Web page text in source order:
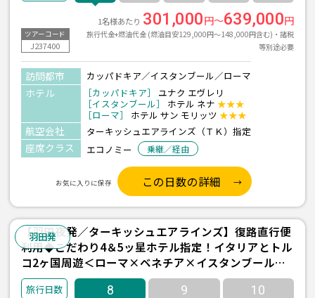
ツアーコード
J237400
1名様あたり 301,000円～639,000円
旅行代金+燃油代金 (燃油目安129,000円～148,000円含む)・諸税
等別途必要
訪問都市 カッパドキア／イスタンブール／ローマ
ホテル ［カッパドキア］
ユナク エヴレリ
［イスタンブール］
ホテル ネナ ★★★
［ローマ］
ホテル サン モリッツ ★★★
航空会社 ターキッシュエアラインズ（ＴＫ）指定
座席クラス エコノミー 乗継／経由
お気に入りに保存 この日数の詳細
羽田発
【羽田夜発／ターキッシュエアラインズ】復路直行便
利用◆こだわり4＆5ッ星ホテル指定！イタリアとトル
コ2ヶ国周遊＜ローマ×ベネチア×イスタンブール＞8
日間
8 9 10